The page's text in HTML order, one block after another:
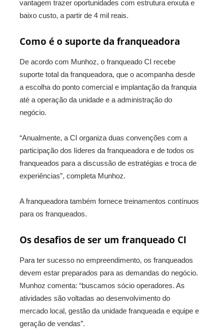
vantagem trazer oportunidades com estrutura enxuta e
baixo custo, a partir de 4 mil reais.
Como é o suporte da franqueadora
De acordo com Munhoz, o franqueado CI recebe
suporte total da franqueadora, que o acompanha desde
a escolha do ponto comercial e implantação da franquia
até a operação da unidade e a administração do
negócio.
“Anualmente, a CI organiza duas convenções com a
participação dos líderes da franqueadora e de todos os
franqueados para a discussão de estratégias e troca de
experiências”, completa Munhoz.
A franqueadora também fornece treinamentos contínuos
para os franqueados.
Os desafios de ser um franqueado CI
Para ter sucesso no empreendimento, os franqueados
devem estar preparados para as demandas do negócio.
Munhoz comenta: “buscamos sócio operadores. As
atividades são voltadas ao desenvolvimento do
mercado local, gestão da unidade franqueada e equipe e
geração de vendas”.